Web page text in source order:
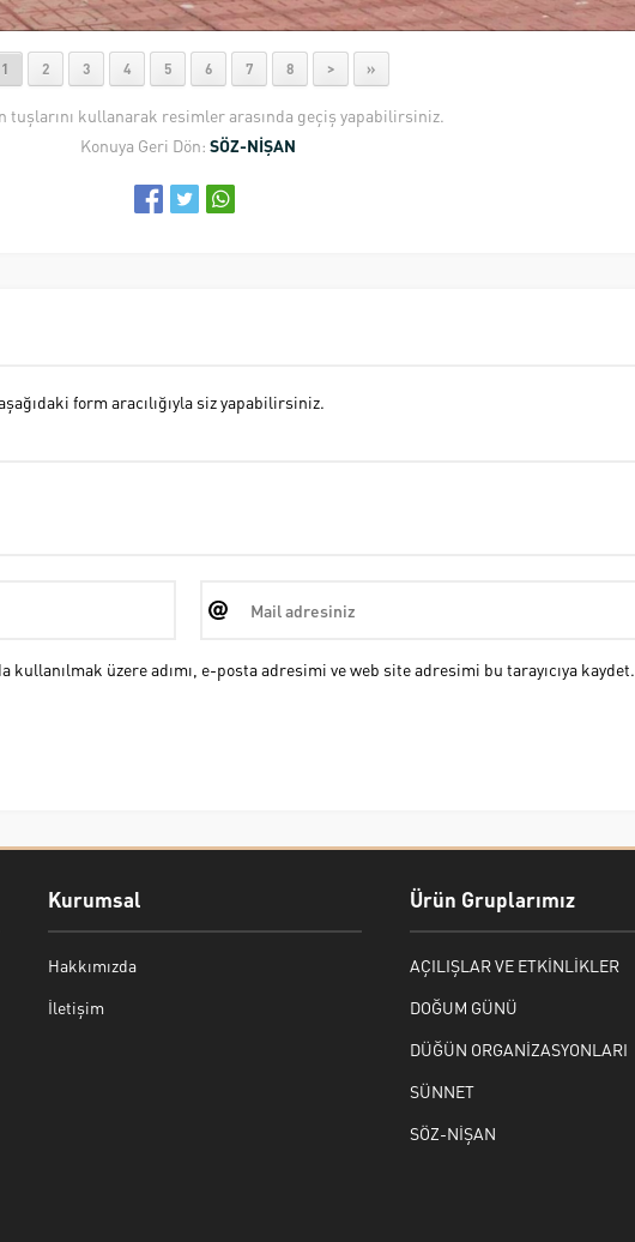
1 2 3 4 5 6 7 8 > »
tuşlarını kullanarak resimler arasında geçiş yapabilirsiniz.
Konuya Geri Dön: SÖZ-NİŞAN
form aracılığıyla siz yapabilirsiniz.
kullanılmak üzere adımı, e-posta adresimi ve web site adresimi bu tarayıcıya kaydet.
Kurumsal
Hakkımızda
İletişim
Ürün Gruplarımız
AÇILIŞLAR VE ETKİNLİKLER
DOĞUM GÜNÜ
DÜĞÜN ORGANİZASYONLARI
SÜNNET
SÖZ-NİŞAN